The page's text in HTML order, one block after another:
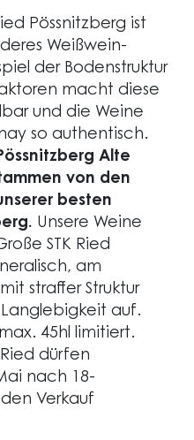
Pössnitzberg ist
Weißwein-
der Bodenstruktur
macht diese
und die Weine
so authentisch.
Alte
von den
besten
Unsere Weine
STK Ried
am
straffer Struktur
auf.
45hl limitiert.
dürfen
nach 18-
Verkauf